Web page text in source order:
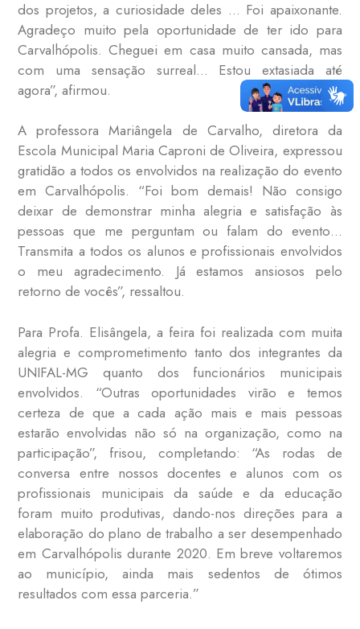
dos projetos, a curiosidade deles … Foi apaixonante.
Agradeço muito pela oportunidade de ter ido para
Carvalhópolis. Cheguei em casa muito cansada, mas
com uma sensação surreal… Estou extasiada até
agora”, afirmou.
A professora Mariângela de Carvalho, diretora da
Escola Municipal Maria Caproni de Oliveira, expressou
gratidão a todos os envolvidos na realização do evento
em Carvalhópolis. “Foi bom demais! Não consigo
deixar de demonstrar minha alegria e satisfação às
pessoas que me perguntam ou falam do evento…
Transmita a todos os alunos e profissionais envolvidos
o meu agradecimento. Já estamos ansiosos pelo
retorno de vocês”, ressaltou.
Para Profa. Elisângela, a feira foi realizada com muita
alegria e comprometimento tanto dos integrantes da
UNIFAL-MG quanto dos funcionários municipais
envolvidos. “Outras oportunidades virão e temos
certeza de que a cada ação mais e mais pessoas
estarão envolvidas não só na organização, como na
participação”, frisou, completando: “As rodas de
conversa entre nossos docentes e alunos com os
profissionais municipais da saúde e da educação
foram muito produtivas, dando-nos direções para a
elaboração do plano de trabalho a ser desempenhado
em Carvalhópolis durante 2020. Em breve voltaremos
ao município, ainda mais sedentos de ótimos
resultados com essa parceria.”